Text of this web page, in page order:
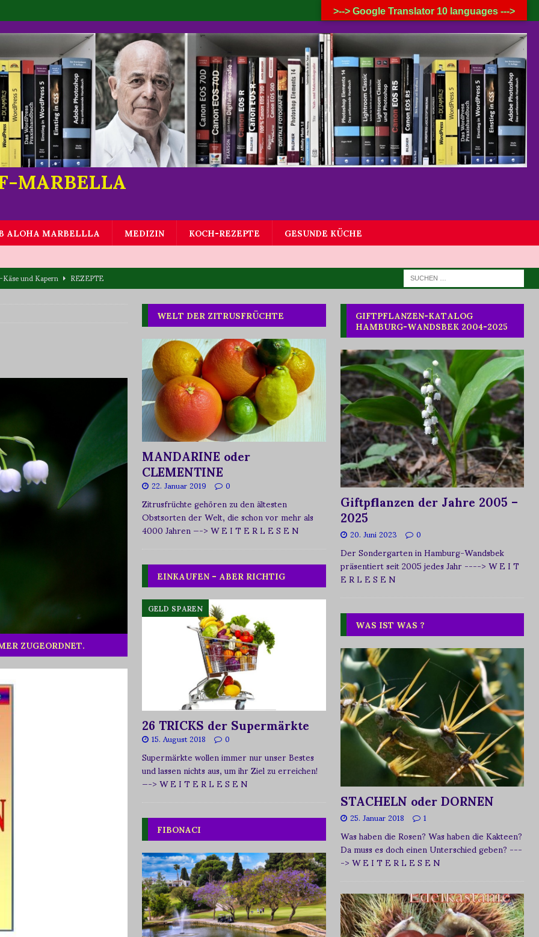
7. AUGUST 2026
MARBELLA
ALOHA MARBELLLA MEDIZIN KOCH-REZEPTE GESUNDE KÜCHE
und Kapern REZEPTE
ZUGEORDNET.
WELT DER ZITRUSFRÜCHTE
MANDARINE oder
CLEMENTINE
22. Januar 2019 0
Zitrusfrüchte gehören zu den ältesten
Obstsorten der Welt, die schon vor mehr als
4000 Jahren—-> W E I T E R L E S E N
EINKAUFEN – ABER RICHTIG
GELD SPAREN
26 TRICKS der Supermärkte
15. August 2018 0
Supermärkte wollen immer nur unser Bestes
und lassen nichts aus, um ihr Ziel zu erreichen!
—-> W E I T E R L E S E N
FIBONACI
GIFTPFLANZEN-KATALOG
HAMBURG-WANDSBEK 2004-2025
Giftpflanzen der Jahre 2005 –
2025
20. Juni 2023 0
Der Sondergarten in Hamburg-Wandsbek
präsentiert seit 2005 jedes Jahr----> W E I T
E R L E S E N
WAS IST WAS ?
STACHELN oder DORNEN
25. Januar 2018 1
Was haben die Rosen? Was haben die Kakteen?
Da muss es doch einen Unterschied geben?---
-> W E I T E R L E S E N
>--> Google Translator 10 languages --->